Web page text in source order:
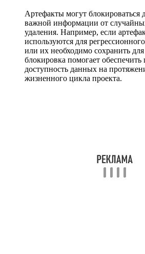
Артефакты могут блокироваться
важной информации от
удаления. Например, если
используются для
или их необходимо сохранить для
блокировка помогает обеспечить
доступность данных на
жизненного цикла проекта.